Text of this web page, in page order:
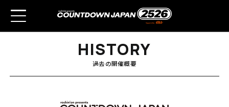
HISTORY
HISTORY
過去の開催概要